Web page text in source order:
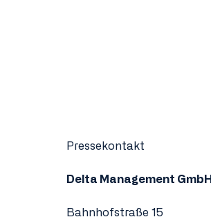
Pressekontakt
Delta Management GmbH
Bahnhofstraße 15